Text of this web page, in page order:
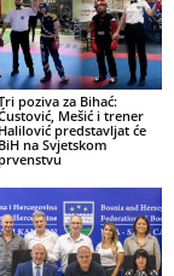
poziva za Bihać:
Mešić i trener
Halilović predstavljat će
BiH na Svjetskom
prvenstvu